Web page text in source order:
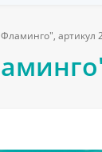
артикул